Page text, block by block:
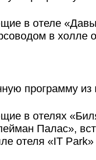
в отеле
в холле
программу
в отелях
Палас»,
отеля «IT